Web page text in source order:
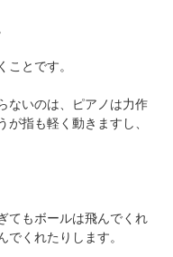
ことです。
ないのは、ピアノは力作
指も軽く動きますし、
てもボールは飛んでくれ
でくれたりします。